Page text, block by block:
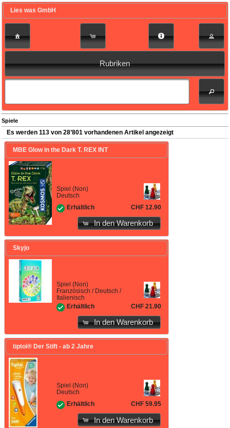
Lies was GmbH
Rubriken
Spiele
Es werden 113 von 28’801 vorhandenen Artikel angezeigt
MBE Glow in the Dark T. REX INT
Spiel (Non)
Deutsch
Erhältlich
CHF 12.90
In den Warenkorb
Skyjo
Spiel (Non)
Französisch / Deutsch /
Italienisch
Erhältlich
CHF 21.90
In den Warenkorb
tiptoi® Der Stift - ab 2 Jahre
Spiel (Non)
Deutsch
Erhältlich
CHF 59.95
In den Warenkorb